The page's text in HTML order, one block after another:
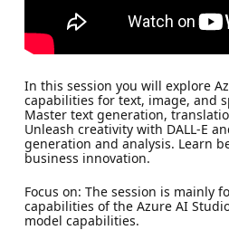
In this session you will explore
capabilities for text, image, and
Master text generation,
Unleash creativity with DALL-E
generation and analysis. Learn
business innovation.
Focus on: The session is mainly
capabilities of the Azure AI
model capabilities.